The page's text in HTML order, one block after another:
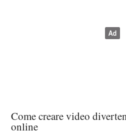
Come creare video
online